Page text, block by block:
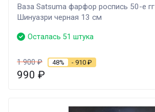
Ваза Satsuma фарфор роспись 50-е гг
Шинуазри черная 13 см
Осталась 51 штука
1 900₽ 48% - 910 ₽
990 ₽